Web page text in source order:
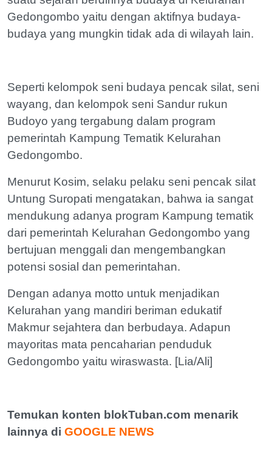
Gedongombo yaitu dengan aktifnya budaya-
budaya yang mungkin tidak ada di wilayah lain.
Seperti kelompok seni budaya pencak silat, seni
wayang, dan kelompok seni Sandur rukun
Budoyo yang tergabung dalam program
pemerintah Kampung Tematik Kelurahan
Gedongombo.
Menurut Kosim, selaku pelaku seni pencak silat
Untung Suropati mengatakan, bahwa ia sangat
mendukung adanya program Kampung tematik
dari pemerintah Kelurahan Gedongombo yang
bertujuan menggali dan mengembangkan
potensi sosial dan pemerintahan.
Dengan adanya motto untuk menjadikan
Kelurahan yang mandiri beriman edukatif
Makmur sejahtera dan berbudaya. Adapun
mayoritas mata pencaharian penduduk
Gedongombo yaitu wiraswasta. [Lia/Ali]
Temukan konten blokTuban.com menarik
lainnya di GOOGLE NEWS